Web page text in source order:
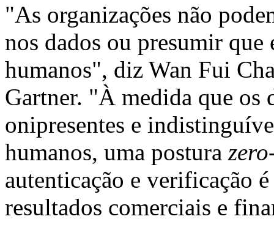
"As organizações não
nos dados ou presumir que
humanos", diz Wan Fui
Gartner. "À medida que os
onipresentes e
humanos, uma postura
autenticação e verificação
resultados comerciais e